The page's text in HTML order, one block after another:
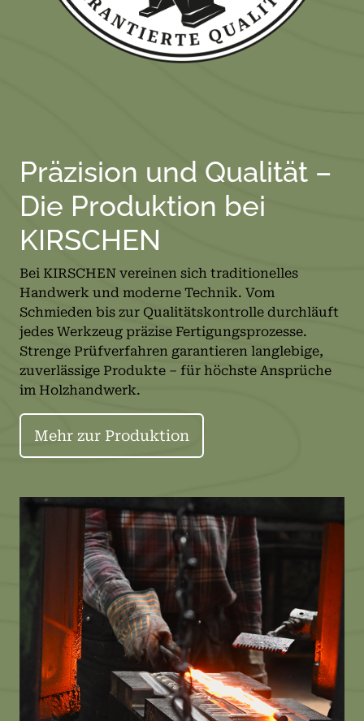
Präzision und Qualität –
Die Produktion bei
KIRSCHEN
Bei KIRSCHEN vereinen sich traditionelles
Handwerk und moderne Technik. Vom
Schmieden bis zur Qualitätskontrolle durchläuft
jedes Werkzeug präzise Fertigungsprozesse.
Strenge Prüfverfahren garantieren langlebige,
zuverlässige Produkte – für höchste Ansprüche
im Holzhandwerk.
Mehr zur Produktion